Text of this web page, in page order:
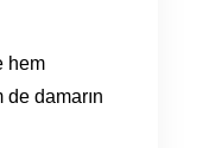
hem
de damarın